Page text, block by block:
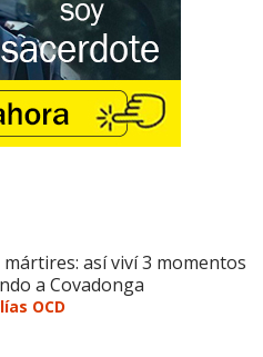
así viví 3 momentos
a Covadonga
OCD